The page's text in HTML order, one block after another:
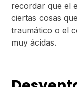
recordar que el
ciertas cosas
traumático o el
muy ácidas.